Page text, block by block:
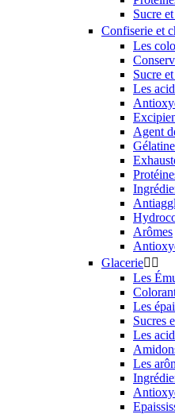
Sucre
Confiserie et
Les
Sucre
Les
Agent
Arômes
Glacerie 
Les
Les
Sucres
Les
Les